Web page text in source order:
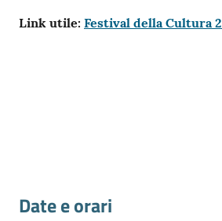
Link utile: Festival della Cultura
Date e orari